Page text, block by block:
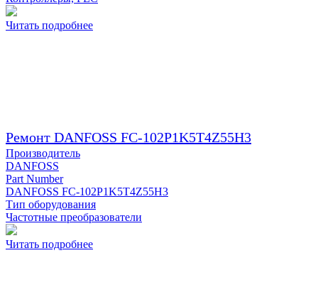
Читать подробнее
Ремонт DANFOSS FC-102P1K5T4Z55H3
Производитель
DANFOSS
Part Number
DANFOSS FC-102P1K5T4Z55H3
Тип оборудования
Частотные преобразователи
Читать подробнее